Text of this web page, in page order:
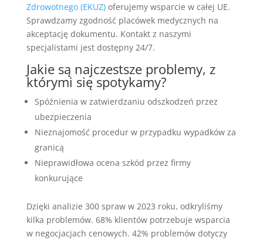
Zdrowotnego (EKUZ)oferujemy wsparcie w całej UE.
Sprawdzamy zgodność placówek medycznych na
akceptację dokumentu. Kontakt z naszymi
specjalistami jest dostępny 24/7.
Jakie są najczestsze problemy, z
którymi się spotykamy?
Spóźnienia w zatwierdzaniu odszkodzeń przez
ubezpieczenia
Nieznajomość procedur w przypadku wypadków za
granicą
Nieprawidłowa ocena szkód przez firmy
konkurujące
Dzięki analizie 300 spraw w 2023 roku, odkryliśmy
kilka problemów. 68% klientów potrzebuje wsparcia
w negocjacjach cenowych. 42% problemów dotyczy